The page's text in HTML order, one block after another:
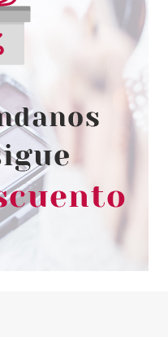
HOLD
DE
desde